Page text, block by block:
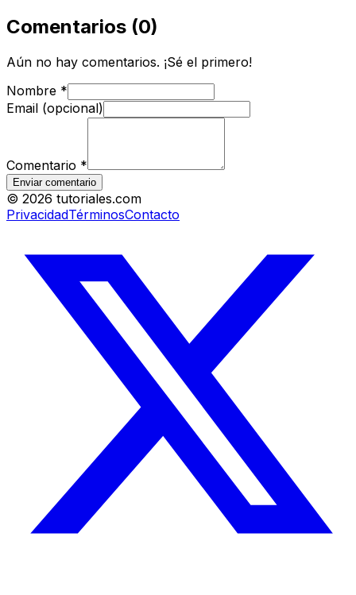
Comentarios (0)
Aún no hay comentarios. ¡Sé el primero!
Nombre *
Email (opcional)
Comentario *
Enviar comentario
© 2026 tutoriales.com
PrivacidadTérminosContacto